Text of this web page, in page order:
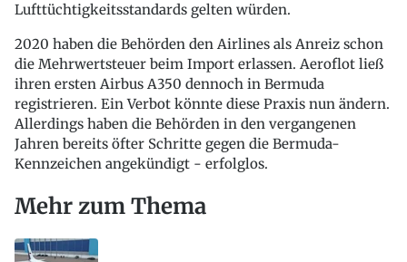
Lufttüchtigkeitsstandards gelten würden.
2020 haben die Behörden den Airlines als Anreiz schon
die Mehrwertsteuer beim Import erlassen. Aeroflot ließ
ihren ersten Airbus A350 dennoch in Bermuda
registrieren. Ein Verbot könnte diese Praxis nun ändern.
Allerdings haben die Behörden in den vergangenen
Jahren bereits öfter Schritte gegen die Bermuda-
Kennzeichen angekündigt - erfolglos.
Mehr zum Thema